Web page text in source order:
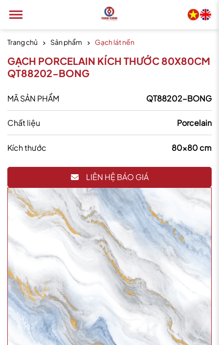
Trang chủ Sản phẩm Gạch lát nền
GẠCH PORCELAIN KÍCH THƯỚC 80X80CM
QT88202-BONG
MÃ SẢN PHẨM QT88202-BONG
Chất liệu Porcelain
Kích thước 80x80 cm
LIÊN HỆ BÁO GIÁ